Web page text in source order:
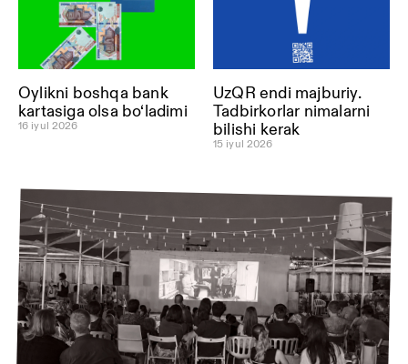
Oylikni boshqa bank
kartasiga olsa bo‘ladimi
16 iyul 2026
UzQR endi majburiy.
Tadbirkorlar nimalarni
bilishi kerak
15 iyul 2026